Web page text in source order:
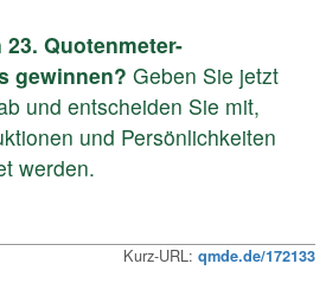
Quotenmeter-
gewinnen? Geben Sie jetzt
und entscheiden Sie mit,
und Persönlichkeiten
werden.
Kurz-URL: qmde.de/172133